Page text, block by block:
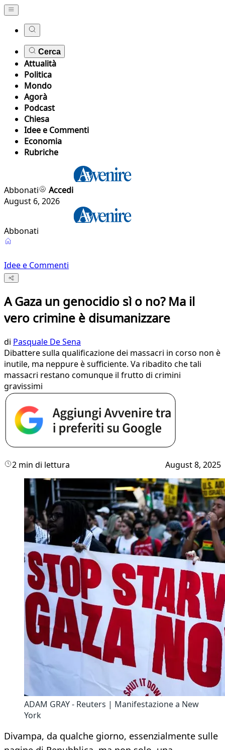
Cerca
Attualità
Politica
Mondo
Agorà
Podcast
Chiesa
Idee e Commenti
Economia
Rubriche
Abbonati
Accedi
August 6, 2026
Abbonati
Idee e Commenti
A Gaza un genocidio sì o no? Ma il
vero crimine è disumanizzare
di Pasquale De Sena
Dibattere sulla qualificazione dei massacri in corso non è
inutile, ma neppure è sufficiente. Va ribadito che tali
massacri restano comunque il frutto di crimini
gravissimi
2 min di lettura August 8, 2025
ADAM GRAY - Reuters | Manifestazione a New
York
Divampa, da qualche giorno, essenzialmente sulle